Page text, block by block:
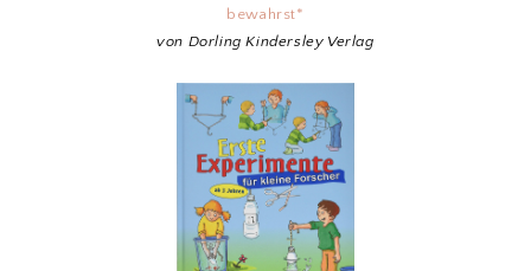
bewahrst*
von Dorling Kindersley Verlag